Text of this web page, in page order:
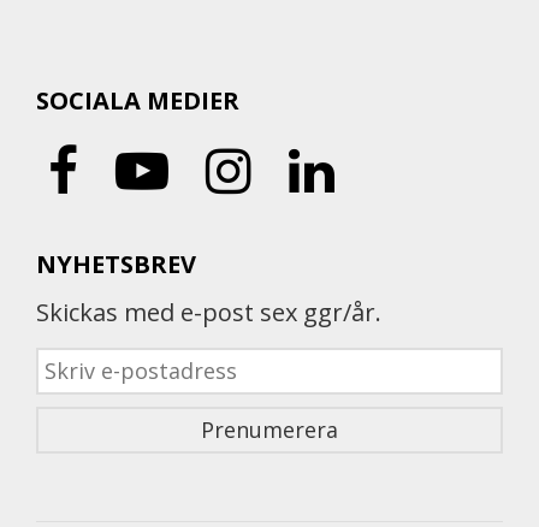
SOCIALA MEDIER
NYHETSBREV
Skickas med e-post sex ggr/år.